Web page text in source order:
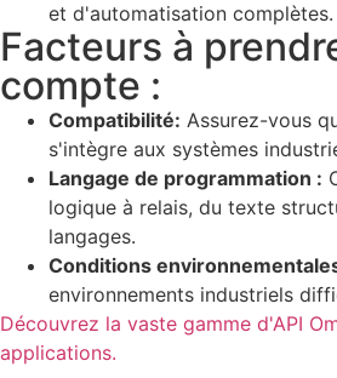
et d'automatisation complètes.
Facteurs à
compte :
Compatibilité: Assurez-vous
s'intègre aux systèmes
Langage de programmation :
logique à relais, du texte
langages.
Conditions
environnements industriels
Découvrez la vaste gamme d'API
applications.